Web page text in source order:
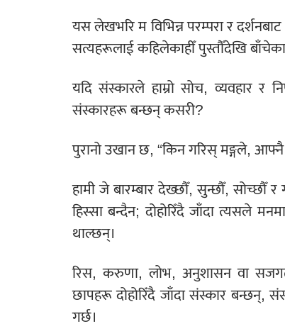
यस लेखभरि म विभिन्न परम्परा र
सत्यहरूलाई कहिलेकाहीँ पुस्तौँदेखि
यदि संस्कारले हाम्रो सोच, व्यवहार र
संस्कारहरू बन्छन् कसरी?
पुरानो उखान छ, “किन गरिस् मङ्गले, आफ्नै
हामी जे बारम्बार देख्छौँ, सुन्छौँ, सोच्छौँ र
हिस्सा बन्दैन; दोहोरिँदै जाँदा त्यसले
थाल्छन्।
रिस, करुणा, लोभ, अनुशासन वा
छापहरू दोहोरिँदै जाँदा संस्कार बन्छन्,
गर्छ।